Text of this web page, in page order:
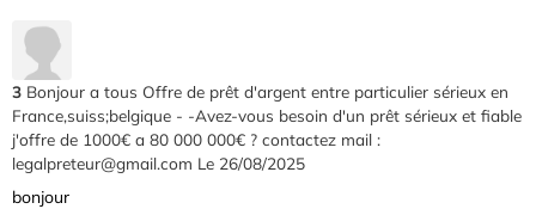
3 Bonjour a tous Offre de prêt d'argent entre particulier sérieux en
France,suiss;belgique - -Avez-vous besoin d'un prêt sérieux et fiable
j'offre de 1000€ a 80 000 000€ ? contactez mail :
legalpreteur@gmail.com Le 26/08/2025
bonjour